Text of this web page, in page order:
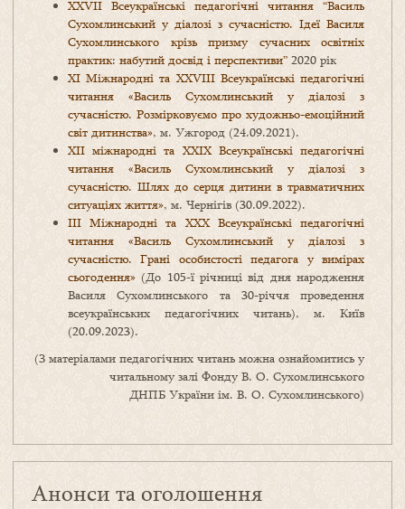
XXVII Всеукраїнські педагогічні читання “Василь
Сухомлинський у діалозі з сучасністю. Ідеї Василя
Сухомлинського крізь призму сучасних освітніх
практик: набутий досвід і перспективи” 2020 рік
ХІ Міжнародні та XXVIIІ Всеукраїнські педагогічні
читання «Василь Сухомлинський у діалозі з
сучасністю. Розмірковуємо про художньо-емоційний
світ дитинства», м. Ужгород (24.09.2021).
ХІІ міжнародні та ХХІХ Всеукраїнські педагогічні
читання «Василь Сухомлинський у діалозі з
сучасністю. Шлях до серця дитини в травматичних
ситуаціях життя», м. Чернігів (30.09.2022).
ІІI Міжнародні та ХХХ Всеукраїнські педагогічні
читання «Василь Сухомлинський у діалозі з
сучасністю. Грані особистості педагога у вимірах
сьогодення» (До 105-ї річниці від дня народження
Василя Сухомлинського та 30-річчя проведення
всеукраїнських педагогічних читань), м. Київ
(20.09.2023).
(З матеріалами педагогічних читань можна ознайомитись у
читальному залі Фонду В. О. Сухомлинського
ДНПБ України ім. В. О. Сухомлинського)
Анонси та оголошення